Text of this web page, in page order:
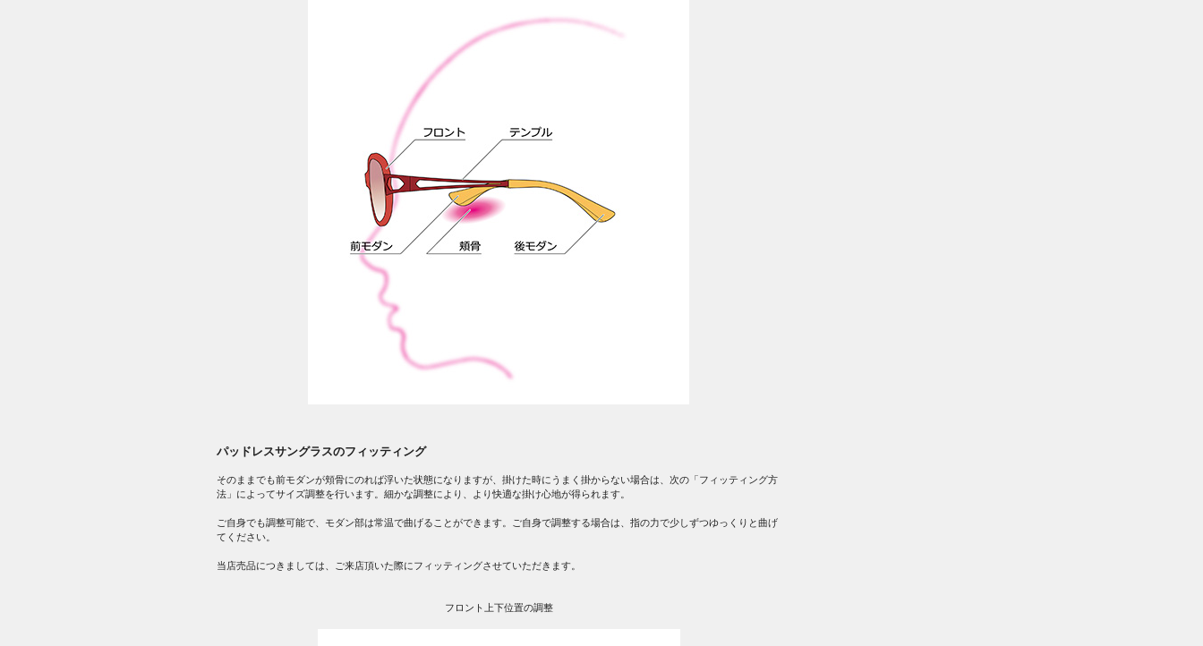
パッドレスサングラスのフィッティング
そのままでも前モダンが頬骨にのれば浮いた状態になりますが、掛けた時にうまく掛からない場合は、次の「フィッティング方
法」によってサイズ調整を行います。細かな調整により、より快適な掛け心地が得られます。
ご自身でも調整可能で、モダン部は常温で曲げることができます。ご自身で調整する場合は、指の力で少しずつゆっくりと曲げ
てください。
当店売品につきましては、ご来店頂いた際にフィッティングさせていただきます。
フロント上下位置の調整